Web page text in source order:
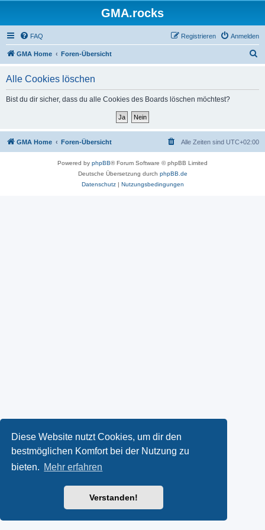
Diese Website nutzt Cookies, um dir den
bestmöglichen Komfort bei der Nutzung zu
bieten. Mehr erfahren
Verstanden!
GMA.rocks
FAQ Anmelden
Registrieren
GMA Home Foren-Übersicht
Alle Cookies löschen
Bist du dir sicher, dass du alle Cookies des Boards löschen möchtest?
GMA Home Foren-Übersicht Alle Zeiten sind UTC+02:00
Powered by phpBB® Forum Software © phpBB Limited
Deutsche Übersetzung durch phpBB.de
Datenschutz| Nutzungsbedingungen